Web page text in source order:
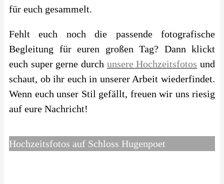
für euch gesammelt.
Fehlt euch noch die passende fotografische
Begleitung für euren großen Tag? Dann klickt
euch super gerne durch unsere Hochzeitsfotos und
schaut, ob ihr euch in unserer Arbeit wiederfindet.
Wenn euch unser Stil gefällt, freuen wir uns riesig
auf eure Nachricht!
Hochzeitsfotos auf Schloss Hugenpoet